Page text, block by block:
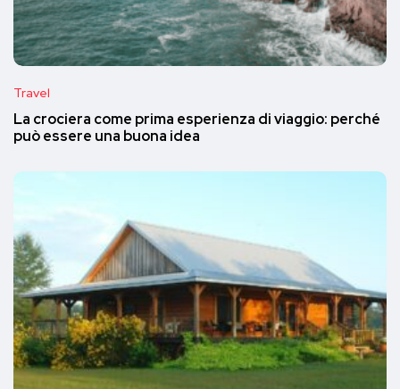
Travel
La crociera come prima esperienza di viaggio: perché
può essere una buona idea